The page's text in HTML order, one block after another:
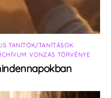
TANÍTÓK/TANÍTÁSOK
,VONZÁS TÖRVÉNYE